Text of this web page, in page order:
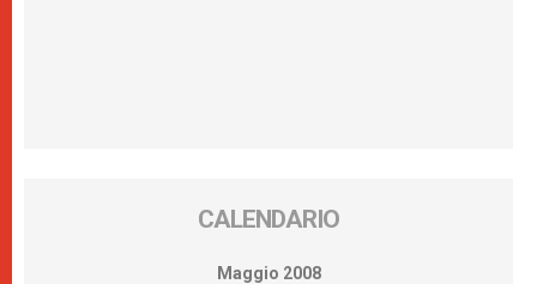
CALENDARIO
Maggio 2008